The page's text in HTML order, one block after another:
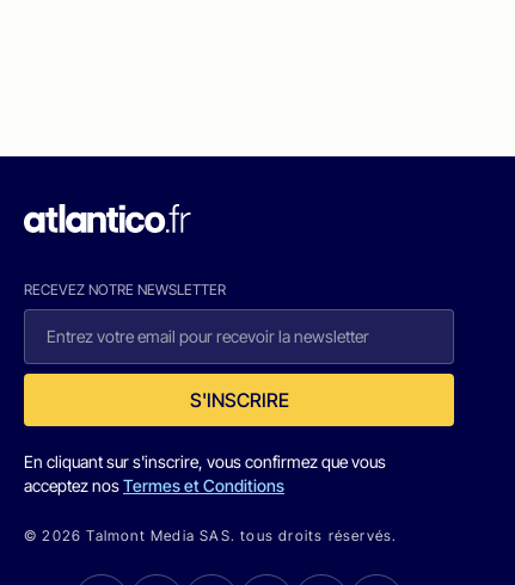
RECEVEZ NOTRE NEWSLETTER
S'INSCRIRE
En cliquant sur s'inscrire, vous confirmez que vous
acceptez nosTermes et Conditions
© 2026 Talmont Media SAS. tous droits réservés.